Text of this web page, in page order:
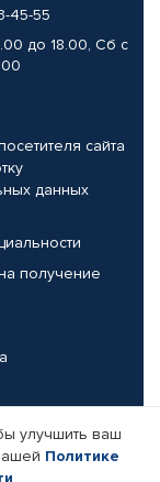
45-55
до 18.00, Сб с
сайта
данных
получение
улучшить ваш
Политике